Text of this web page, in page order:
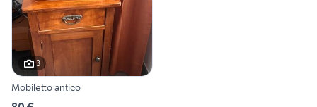
3
Mobiletto antico